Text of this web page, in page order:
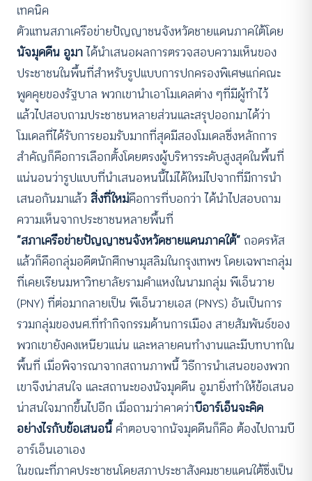
เทคนิค
ตัวแทนสภาเครือข่ายปัญญาชนจังหวัดชายแดนภาคใต้โดย
นัจมุดดีน อูมาได้นำเสนอผลการตรวจสอบความเห็นของ
ประชาชนในพื้นที่สำหรับรูปแบบการปกครองพิเศษแก่คณะ
พูดคุยของรัฐบาล พวกเขานำเอาโมเดลต่าง ๆที่มีผู้ทำไว้
แล้วไปสอบถามประชาชนหลายส่วนและสรุปออกมาได้ว่า
โมเดลที่ได้รับการยอมรับมากที่สุดมีสองโมเดลซึ่งหลักการ
สำคัญก็คือการเลือกตั้งโดยตรงผู้บริหารระดับสูงสุดในพื้นที่
แน่นอนว่ารูปแบบที่นำเสนอหนนี้ไม่ได้ใหม่ไปจากที่มีการนำ
เสนอกันมาแล้ว สิ่งที่ใหม่คือการที่บอกว่า ได้นำไปสอบถาม
ความเห็นจากประชาชนหลายพื้นที่
“สภาเครือข่ายปัญญาชนจังหวัดชายแดนภาคใต้”ถอดรหัส
แล้วก็คือกลุ่มอดีตนักศึกษามุสลิมในกรุงเทพฯ โดยเฉพาะกลุ่ม
ที่เคยเรียนมหาวิทยาลัยรามคำแหงในนามกลุ่ม พีเอ็นวาย
(PNY) ที่ต่อมากลายเป็น พีเอ็นวายเอส (PNYS) อันเป็นการ
รวมกลุ่มของนศ.ที่ทำกิจกรรมด้านการเมือง สายสัมพันธ์ของ
พวกเขายังคงเหนียวแน่น และหลายคนทำงานและมีบทบาทใน
พื้นที่ เมื่อพิจารณาจากสถานภาพนี้ วิธีการนำเสนอของพวก
เขาจึงน่าสนใจ และสถานะของนัจมุดดีน อูมายิ่งทำให้ข้อเสนอ
น่าสนใจมากขึ้นไปอีก เมื่อถามว่าคาดว่าบีอาร์เอ็นจะคิด
อย่างไรกับข้อเสนอนี้ คำตอบจากนัจมุดดีนก็คือ ต้องไปถามบี
อาร์เอ็นเอาเอง
ในขณะที่ภาคประชาชนโดยสภาประชาสังคมชายแดนใต้ซึ่งเป็น